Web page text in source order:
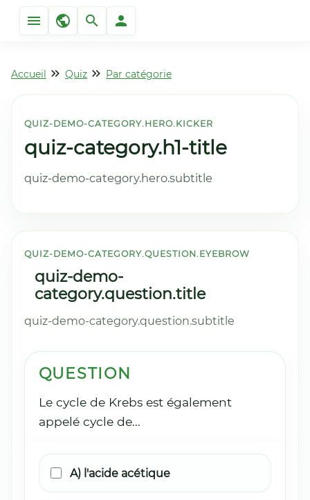
Accueil Quiz Par catégorie
QUIZ-DEMO-CATEGORY.HERO.KICKER
quiz-category.h1-title
quiz-demo-category.hero.subtitle
QUIZ-DEMO-CATEGORY.QUESTION.EYEBROW
quiz-demo-
category.question.title
quiz-demo-category.question.subtitle
QUESTION
Le cycle de Krebs est également
appelé cycle de...
A) l'acide acétique